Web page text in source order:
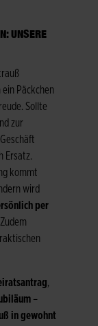
UNSERE F
Päckchen
Sollte
zur
Ersatz.
kommt
wird
per
,
–
in gewohnt